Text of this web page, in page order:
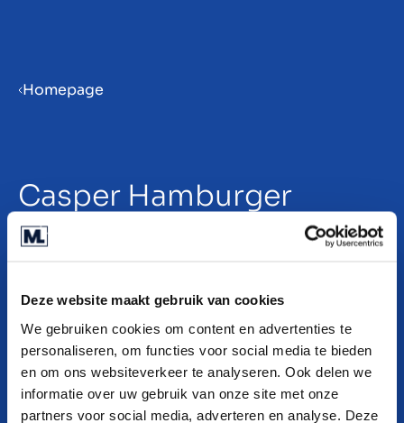
Deze website maakt gebruik van cookies
We gebruiken cookies om content en advertenties te
personaliseren, om functies voor social media te bieden
en om ons websiteverkeer te analyseren. Ook delen we
informatie over uw gebruik van onze site met onze
partners voor social media, adverteren en analyse. Deze
Homepage
Casper Hamburger
Lead International Partner Growth